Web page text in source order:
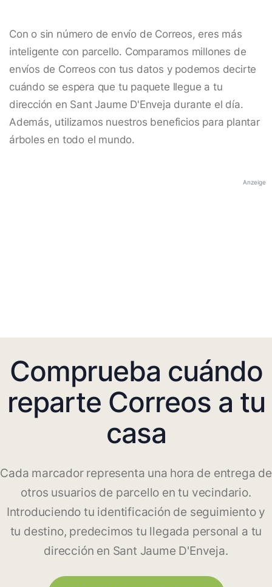
Con o sin número de envío de Correos, eres más
inteligente con parcello. Comparamos millones de
envíos de Correos con tus datos y podemos decirte
cuándo se espera que tu paquete llegue a tu
dirección en Sant Jaume D'Enveja durante el día.
Además, utilizamos nuestros beneficios para plantar
árboles en todo el mundo.
Anzeige
Comprueba cuándo
reparte Correos a tu
casa
Cada marcador representa una hora de entrega de
otros usuarios de parcello en tu vecindario.
Introduciendo tu identificación de seguimiento y
tu destino, predecimos tu llegada personal a tu
dirección en Sant Jaume D'Enveja.